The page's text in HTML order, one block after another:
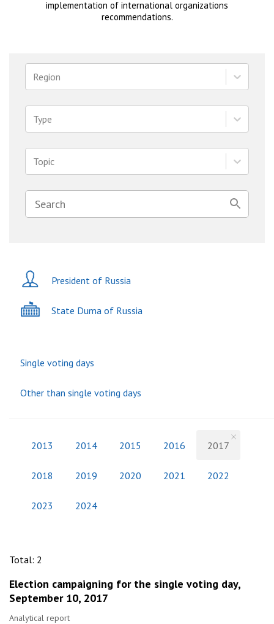
implementation of international organizations
recommendations.
Region
Type
Topic
President of Russia
State Duma of Russia
Single voting days
Other than single voting days
2013 2014 2015 2016 2017
2018 2019 2020 2021 2022
2023 2024
Total: 2
Election campaigning for the single voting day,
September 10, 2017
Analytical report